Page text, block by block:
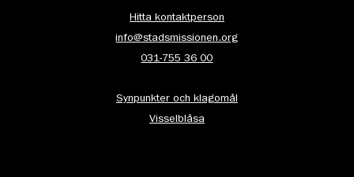
Hitta kontaktperson
info@stadsmissionen.org
031-755 36 00
Synpunkter och klagomål
Visselblåsa